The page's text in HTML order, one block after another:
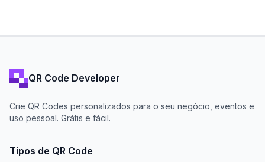
QR Code Developer
Crie QR Codes personalizados para o seu negócio, eventos e
uso pessoal. Grátis e fácil.
Tipos de QR Code